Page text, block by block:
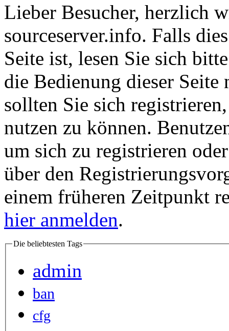
Lieber Besucher, herzlich
sourceserver.info. Falls
Seite ist, lesen Sie sich
die Bedienung dieser Seite
sollten Sie sich
nutzen zu können.
um sich zu registrieren
über den
einem früheren Zeitpunkt
hier anmelden.
Die beliebtesten Tags
admin
ban
cfg